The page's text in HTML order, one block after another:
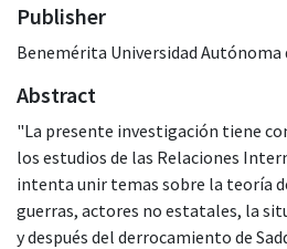
Publisher
Benemérita Universidad Autónoma
Abstract
"La presente investigación tiene
los estudios de las Relaciones
intenta unir temas sobre la teoría
guerras, actores no estatales, la
y después del derrocamiento de